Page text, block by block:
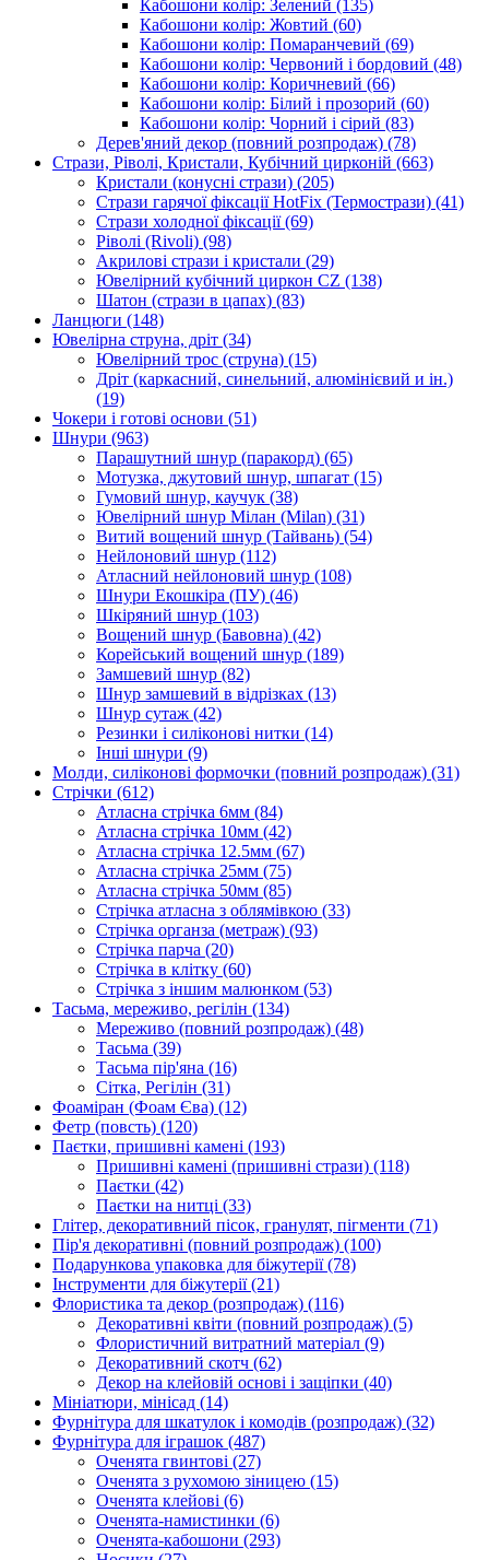
Кабошони колір: Зелений (135)
Кабошони колір: Жовтий (60)
Кабошони колір: Помаранчевий (69)
Кабошони колір: Червоний і бордовий (48)
Кабошони колір: Коричневий (66)
Кабошони колір: Білий і прозорий (60)
Кабошони колір: Чорний і сірий (83)
Дерев'яний декор (повний розпродаж) (78)
Стрази, Ріволі, Кристали, Кубічний цирконій (663)
Кристали (конусні стрази) (205)
Стрази гарячої фіксації HotFix (Термострази) (41)
Стрази холодної фіксації(69)
Ріволі (Rivoli) (98)
Акрилові стрази і кристали (29)
Ювелірний кубічний циркон CZ (138)
Шатон (стрази в цапах) (83)
Ланцюги (148)
Ювелірна струна, дріт (34)
Ювелірний трос (струна) (15)
Дріт (каркасний, синельний, алюмінієвий и ін.)
(19)
Чокери і готові основи (51)
Шнури (963)
Парашутний шнур (паракорд) (65)
Мотузка, джутовий шнур, шпагат (15)
Гумовий шнур, каучук (38)
Ювелірний шнур Мілан (Milan) (31)
Витий вощений шнур (Тайвань) (54)
Нейлоновий шнур (112)
Атласний нейлоновий шнур (108)
Шнури Екошкіра (ПУ) (46)
Шкіряний шнур (103)
Вощений шнур (Бавовна) (42)
Корейський вощений шнур (189)
Замшевий шнур (82)
Шнур замшевий в відрізках (13)
Шнур сутаж (42)
Резинки і силіконові нитки (14)
Інші шнури (9)
Молди, силіконові формочки (повний розпродаж) (31)
Стрічки (612)
Атласна стрічка 6мм (84)
Атласна стрічка 10мм (42)
Атласна стрічка 12.5мм (67)
Атласна стрічка 25мм (75)
Атласна стрічка 50мм (85)
Стрічка атласна з облямівкою (33)
Стрічка органза (метраж) (93)
Стрічка парча (20)
Стрічка в клітку (60)
Стрічка з іншим малюнком (53)
Тасьма, мереживо, регілін (134)
Мереживо (повний розпродаж) (48)
Тасьма (39)
Тасьма пір'яна (16)
Сітка, Регілін (31)
Фоаміран (Фоам Єва) (12)
Фетр (повсть) (120)
Паєтки, пришивні камені (193)
Пришивні камені (пришивні стрази) (118)
Паєтки (42)
Паєтки на нитці (33)
Глітер, декоративний пісок, гранулят, пігменти (71)
Пір'я декоративні (повний розпродаж) (100)
Подарункова упаковка для біжутерії(78)
Інструменти для біжутерії(21)
Флористика та декор (розпродаж) (116)
Декоративні квіти (повний розпродаж) (5)
Флористичний витратний матеріал (9)
Декоративний скотч (62)
Декор на клейовій основі і защіпки (40)
Мініатюри, мінісад (14)
Фурнітура для шкатулок і комодів (розпродаж) (32)
Фурнітура для іграшок (487)
Оченята гвинтові (27)
Оченята з рухомою зіницею (15)
Оченята клейові (6)
Оченята-намистинки (6)
Оченята-кабошони (293)